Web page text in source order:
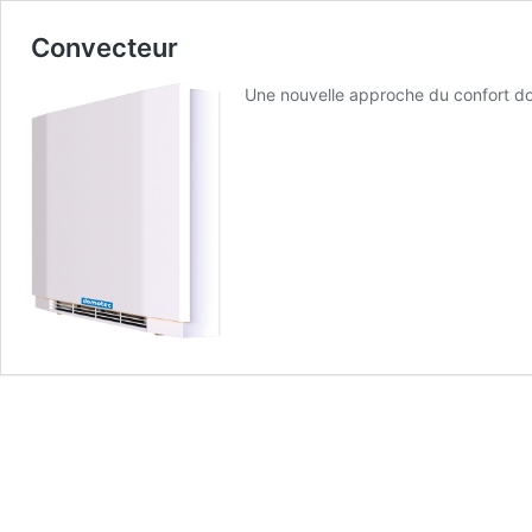
Convecteur
Une nouvelle approche du confort